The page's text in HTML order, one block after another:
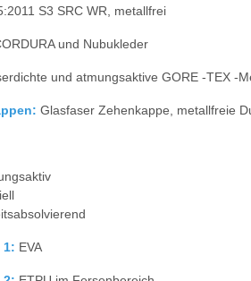
S3 SRC WR, metallfrei
und Nubukleder
und atmungsaktive GORE -TEX -
Glasfaser Zehenkappe, metallfreie
1: EVA